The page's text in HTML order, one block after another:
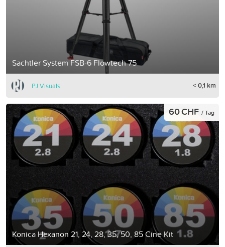
Sachtler System FSB-6 Flowtech 75
PJ Visuals < 0,1 km
Konica Hexanon 21, 24, 28, 35, 50, 85 Cine Kit
60 CHF / Tag